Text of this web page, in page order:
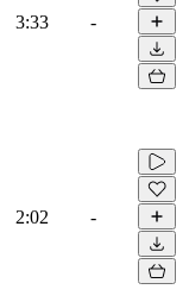
3:33 -
2:02 -